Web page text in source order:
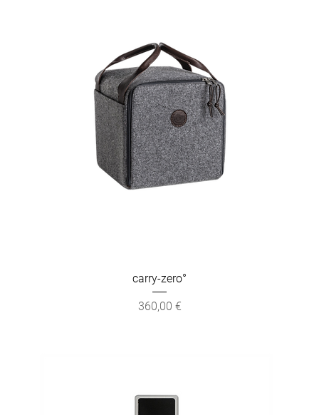
carry-zero°
Preis
360,00 €